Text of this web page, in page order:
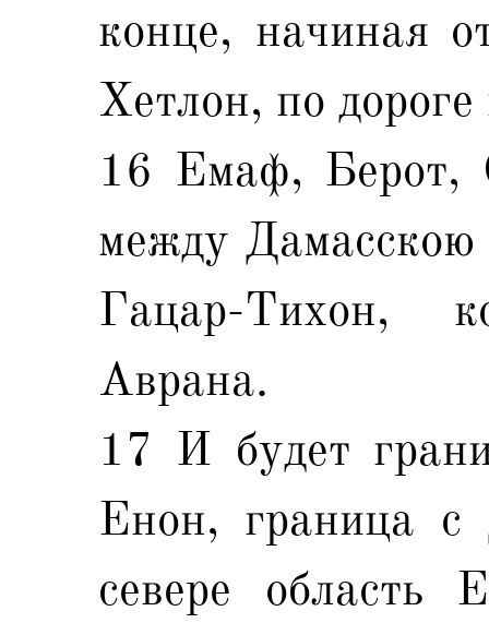
конце, начиная
Хетлон, по
16 Емаф, Берот,
между
Гацар-Тихон,
Аврана.
17 И будет
Енон, граница с
севере область